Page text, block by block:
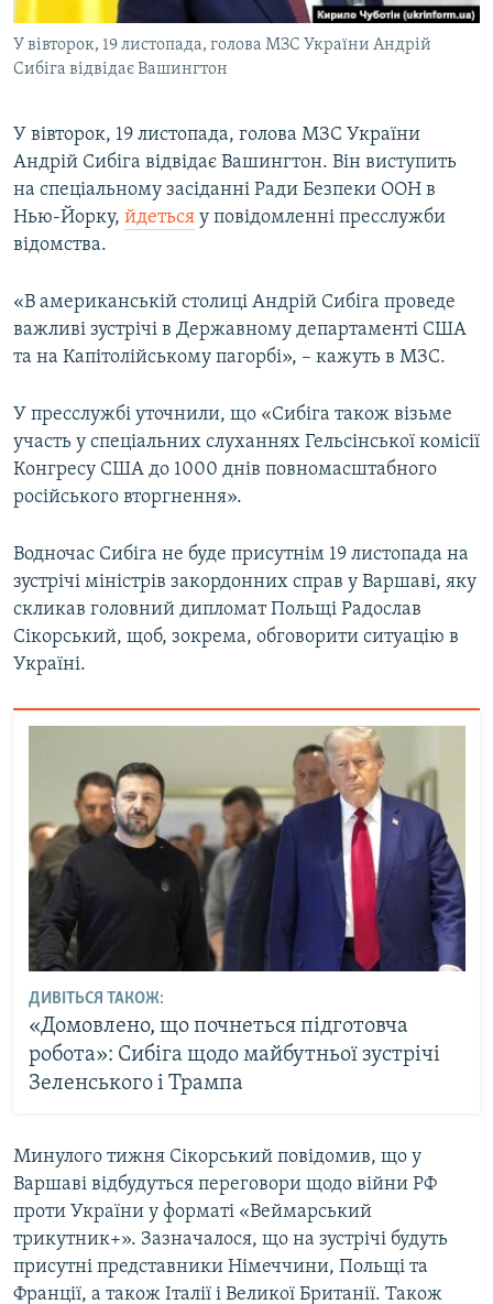
КРИМ РЕАЛІЇ
РУС
ДОЛУЧАЙСЯ!
Усі сайти RFE/RL
У вівторок, 19 листопада, голова МЗС України Андрій
Сибіга відвідає Вашингтон
У вівторок, 19 листопада, голова МЗС України
Андрій Сибіга відвідає Вашингтон. Він виступить
на спеціальному засіданні Ради Безпеки ООН в
Нью-Йорку, йдеться у повідомленні пресслужби
відомства.
«В американській столиці Андрій Сибіга проведе
важливі зустрічі в Державному департаменті США
та на Капітолійському пагорбі», – кажуть в МЗС.
У пресслужбі уточнили, що «Сибіга також візьме
участь у спеціальних слуханнях Гельсінської комісії
Конгресу США до 1000 днів повномасштабного
російського вторгнення».
Водночас Сибіга не буде присутнім 19 листопада на
зустрічі міністрів закордонних справ у Варшаві, яку
скликав головний дипломат Польщі Радослав
Сікорський, щоб, зокрема, обговорити ситуацію в
Україні.
ДИВІТЬСЯ ТАКОЖ:
«Домовлено, що почнеться підготовча
робота»: Сибіга щодо майбутньої зустрічі
Зеленського і Трампа
Минулого тижня Сікорський повідомив, що у
Варшаві відбудуться переговори щодо війни РФ
проти України у форматі «Веймарський
трикутник+». Зазначалося, що на зустрічі будуть
присутні представники Німеччини, Польщі та
Франції, а також Італії і Великої Британії. Також